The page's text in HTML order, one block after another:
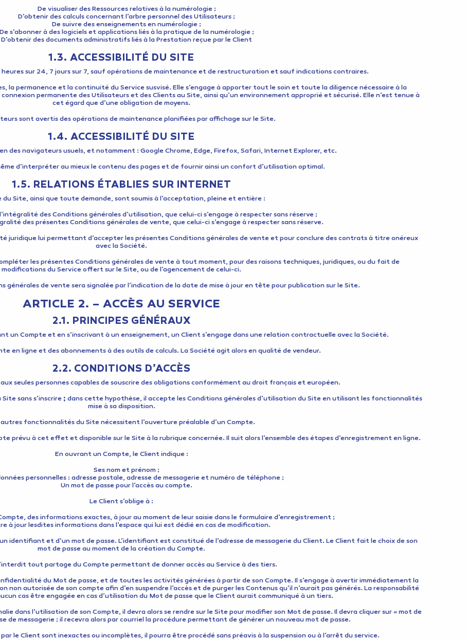
De visualiser des Ressources relatives à la numérologie ;
D’obtenir des calculs concernant l’arbre personnel des Utilisateurs ;
De suivre des enseignements en numérologie ;
De s’abonner à des logiciels et applications liés à la pratique de la numérologie ;
D’obtenir des documents administratifs liés à la Prestation reçue par le Client
1.3. ACCESSIBILITÉ DU SITE
heures sur 24, 7 jours sur 7, sauf opérations de maintenance et de restructuration et sauf indications contraires.
la permanence et la continuité du Service susvisé. Elle s’engage à apporter tout le soin et toute la diligence nécessaire à la
permanente des Utilisateurs et des Clients au Site, ainsi qu’un environnement approprié et sécurisé. Elle n’est tenue à
cet égard que d’une obligation de moyens.
sont avertis des opérations de maintenance planifiées par affichage sur le Site.
1.4. ACCESSIBILITÉ DU SITE
des navigateurs usuels, et notamment : Google Chrome, Edge, Firefox, Safari, Internet Explorer, etc.
d’interpréter au mieux le contenu des pages et de fournir ainsi un confort d’utilisation optimal.
1.5. RELATIONS ÉTABLIES SUR INTERNET
du Site, ainsi que toute demande, sont soumis à l’acceptation, pleine et entière :
des Conditions générales d’utilisation, que celui-ci s’engage à respecter sans réserve ;
des présentes Conditions générales de vente, que celui-ci s’engage à respecter sans réserve.
juridique lui permettant d’accepter les présentes Conditions générales de vente et pour conclure des contrats à titre onéreux
avec la Société.
les présentes Conditions générales de vente à tout moment, pour des raisons techniques, juridiques, ou du fait de
modifications du Service offert sur le Site, ou de l’agencement de celui-ci.
générales de vente sera signalée par l’indication de la date de mise à jour en tête pour publication sur le Site.
ARTICLE 2. – ACCÈS AU SERVICE
2.1. PRINCIPES GÉNÉRAUX
un Compte et en s’inscrivant à un enseignement, un Client s’engage dans une relation contractuelle avec la Société.
en ligne et des abonnements à des outils de calculs. La Société agit alors en qualité de vendeur.
2.2. CONDITIONS D’ACCÈS
aux seules personnes capables de souscrire des obligations conformément au droit français et européen.
sans s’inscrire; dans cette hypothèse, il accepte les Conditions générales d’utilisation du Site en utilisant les fonctionnalités
mise à sa disposition.
autres fonctionnalités du Site nécessitent l’ouverture préalable d’un Compte.
prévu à cet effet et disponible sur le Site à la rubrique concernée. Il suit alors l’ensemble des étapes d’enregistrement en ligne.
En ouvrant un Compte, le Client indique :
Ses nom et prénom ;
personnelles : adresse postale, adresse de messagerie et numéro de téléphone ;
Un mot de passe pour l’accès au compte.
Le Client s’oblige à :
des informations exactes, à jour au moment de leur saisie dans le formulaire d’enregistrement ;
à jour lesdites informations dans l’espace qui lui est dédié en cas de modification.
identifiant et d’un mot de passe. L’identifiant est constitué de l’adresse de messagerie du Client. Le Client fait le choix de son
mot de passe au moment de la création du Compte.
tout partage du Compte permettant de donner accès au Service à des tiers.
du Mot de passe, et de toutes les activités générées à partir de son Compte. Il s’engage à avertir immédiatement la
autorisée de son compte afin d’en suspendre l’accès et de purger les Contenus qu’il n’aurait pas générés. La responsabilité
cas être engagée en cas d’utilisation du Mot de passe que le Client aurait communiqué à un tiers.
dans l’utilisation de son Compte, il devra alors se rendre sur le Site pour modifier son Mot de passe. Il devra cliquer sur « mot de
de messagerie ; il recevra alors par courriel la procédure permettant de générer un nouveau mot de passe.
le Client sont inexactes ou incomplètes, il pourra être procédé sans préavis à la suspension ou à l’arrêt du service.